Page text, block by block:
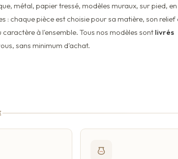
métal, papier tressé, modèles muraux, sur pied,
: chaque pièce est choisie pour sa matière, son relief
à l'ensemble. Tous nos modèles sont livrés
sans minimum d'achat.